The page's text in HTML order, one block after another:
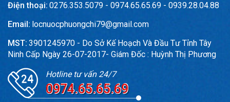
Điện thoại: 0276.353.5079 - 0974.65.65.69 - 0939.28.04.88
Email: locnuocphuongchi79@gmail.com
MST: 3901245970 - Do Sở Kế Hoạch Và Đầu Tư Tỉnh Tây
Ninh Cấp Ngày 26-07-2017- Giám Đốc : Huỳnh Thị Phương
Hotline tư vấn 24/7
0974.65.65.69